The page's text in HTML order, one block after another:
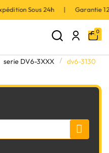
Sous 24h | Garantie
0
serie DV6-3XXX dv6-3130